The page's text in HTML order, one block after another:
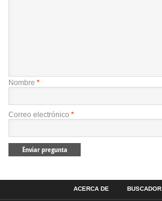
Nombre *
Correo electrónico *
ACERCA DE BUSCADOR